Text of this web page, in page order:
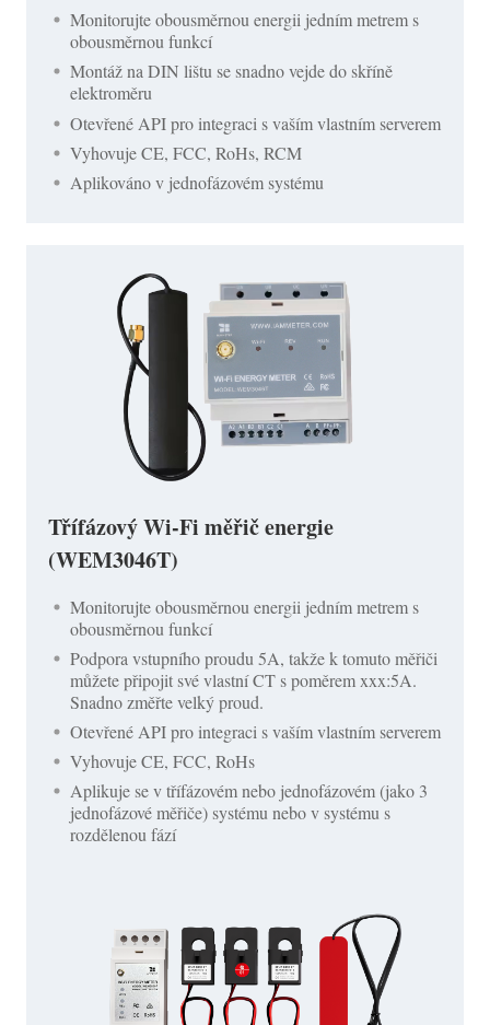
Monitorujte obousměrnou energii jedním metrem s
obousměrnou funkcí
Montáž na DIN lištu se snadno vejde do skříně
elektroměru
Otevřené API pro integraci s vaším vlastním serverem
Vyhovuje CE, FCC, RoHs, RCM
Aplikováno v jednofázovém systému
Třífázový Wi-Fi měřič energie
(WEM3046T)
Monitorujte obousměrnou energii jedním metrem s
obousměrnou funkcí
Podpora vstupního proudu 5A, takže k tomuto měřiči
můžete připojit své vlastní CT s poměrem xxx:5A.
Snadno změřte velký proud.
Otevřené API pro integraci s vaším vlastním serverem
Vyhovuje CE, FCC, RoHs
Aplikuje se v třífázovém nebo jednofázovém (jako 3
jednofázové měřiče) systému nebo v systému s
rozdělenou fází